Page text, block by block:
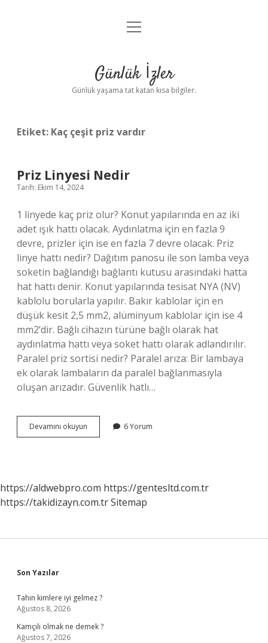
Anasayfa
Yasal Uyarı
menüyü
Günlük İzler
Günlük yaşama tat katan kısa bilgiler.
Etiket: Kaç çeşit priz vardır
Priz Linyesi Nedir
Tarih: Ekim 14, 2024
1 linyede kaç priz olur? Konut yapılarında en az iki
adet ışık hattı olacak. Aydınlatma için en fazla 9
devre, prizler için ise en fazla 7 devre olacak. Priz
linye hattı nedir? Dağıtım panosu ile son lamba veya
soketin bağlandığı bağlantı kutusu arasındaki hatta
hat hattı denir. Konut yapılarında tesisat NYA (NV)
kablolu borularla yapılır. Bakır kablolar için en
düşük kesit 2,5 mm2, alüminyum kablolar için ise 4
mm2’dir. Bağlı cihazın türüne bağlı olarak hat
aydınlatma hattı veya soket hattı olarak adlandırılır.
Paralel priz sortisi nedir? Paralel arıza: Bir lambaya
ek olarak lambaların da paralel bağlanmasıyla
oluşan arızadır. Güvenlik hatlı…
Devamını okuyun
Linyesi
6 Yorum
https://aldwebpro.com https://gentesltd.com.tr
https://takidizayn.com.trSitemap
Sidebar
Son Yazılar
Tahin kimlere iyi gelmez ?
Ağustos 8, 2026
Kamçılı olmak ne demek ?
Ağustos 7, 2026